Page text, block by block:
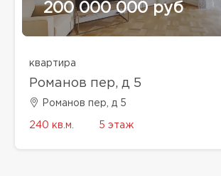
200 000 000 руб
квартира
Романов пер, д 5
Романов пер, д 5
240 кв.м. 5 этаж